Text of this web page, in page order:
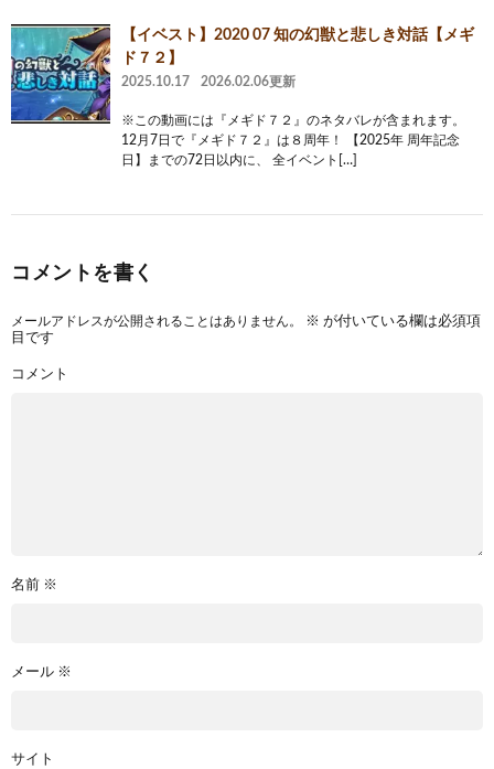
【イベスト】2020 07 知の幻獣と悲しき対話【メギ
ド７２】
2025.10.17 2026.02.06更新
※この動画には『メギド７２』のネタバレが含まれます。
12月7日で『メギド７２』は８周年！ 【2025年 周年記念
日】までの72日以内に、 全イベント[…]
コメントを書く
メールアドレスが公開されることはありません。 ※ が付いている欄は必須項
目です
コメント
名前 ※
メール ※
サイト